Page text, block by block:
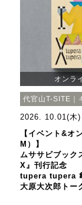
オンラ
代官山T-SITE｜
2026. 10.01(木)
【イベント&オ
M）】
ムササビブック
X』刊行記念
tupera tupera
大原大次郎トー